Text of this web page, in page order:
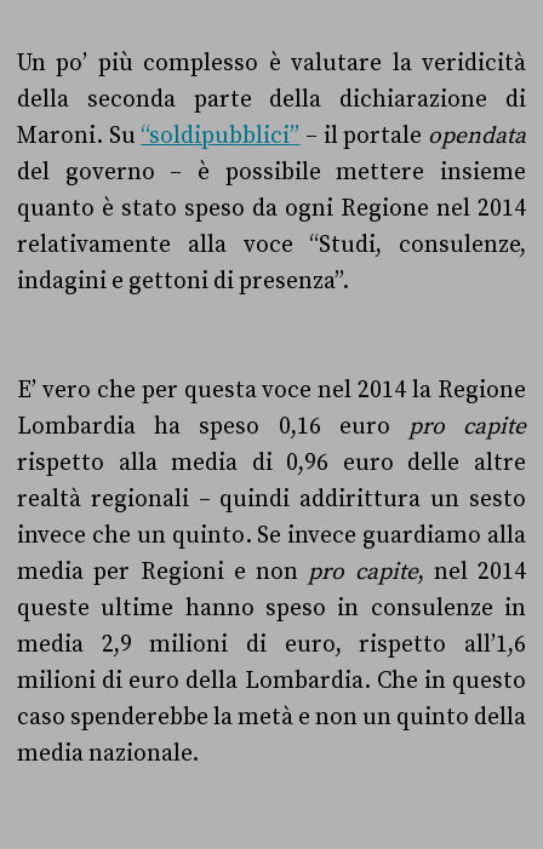
Un po’ più complesso è valutare la veridicità
della seconda parte della dichiarazione di
Maroni. Su “soldipubblici” – ilportale opendata
del governo – è possibile mettere insieme
quanto è stato speso da ogni Regione nel 2014
relativamente alla voce “Studi, consulenze,
indagini e gettoni di presenza”.
E’ vero che per questa vocenel 2014 la Regione
Lombardia ha speso 0,16 euro pro capite
rispetto alla media di 0,96 euro delle altre
realtà regionali – quindi addirittura un sesto
invece che un quinto. Se invece guardiamo alla
media per Regioni e non pro capite, nel 2014
queste ultime hanno speso in consulenze in
media 2,9 milioni di euro, rispetto all’1,6
milioni di euro della Lombardia. Che in questo
caso spenderebbe la metà e non un quinto della
media nazionale.